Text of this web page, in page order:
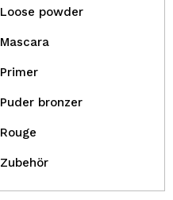
Loose powder
Mascara
Primer
Puder bronzer
Rouge
Zubehör